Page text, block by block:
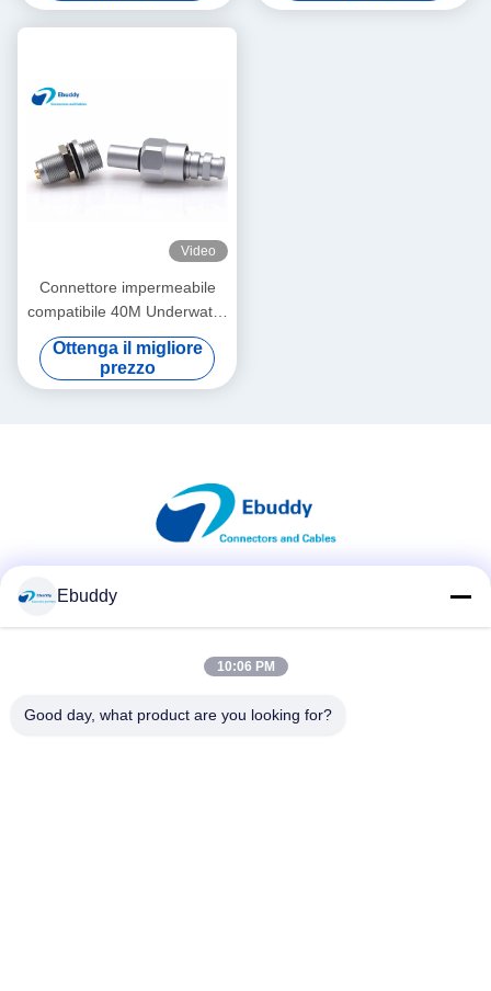
Video
Connettore impermeabile
compatibile 40M Underwater
Wire Connectors del metallo
di Lemo 0S M9
Ottenga il migliore
prezzo
Ebuddy
10:06 PM
Good day, what product are you looking for?